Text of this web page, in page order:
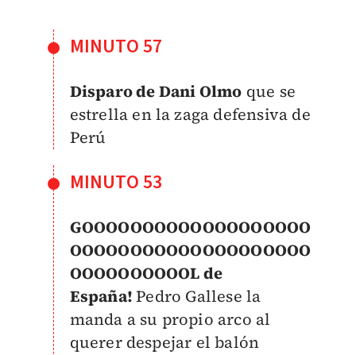
MINUTO 57
Disparo de Dani Olmo que se
estrella en la zaga defensiva de
Perú
MINUTO 53
GOOOOOOOOOOOOOOOOOOO
OOOOOOOOOOOOOOOOOOOO
OOOOOOOOOOL de
España!Pedro Gallese la
manda a su propio arco al
querer despejar el balón